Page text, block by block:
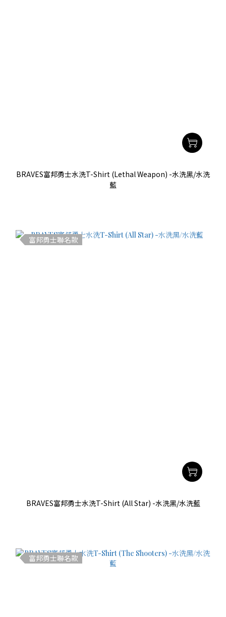
BRAVES富邦勇士水洗T-Shirt (Lethal Weapon) -水洗黑/水洗
藍
富邦勇士聯名款
BRAVES富邦勇士水洗T-Shirt (All Star) -水洗黑/水洗藍
富邦勇士聯名款